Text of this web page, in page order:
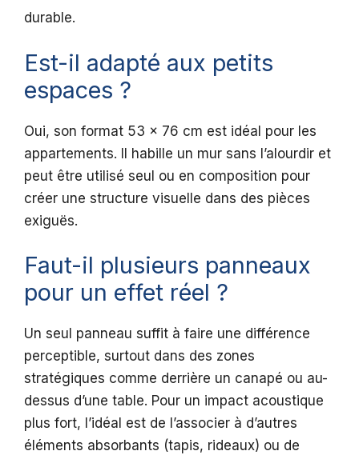
durable.
Est-il adapté aux petits
espaces ?
Oui, son format 53 x 76 cm est idéal pour les
appartements. Il habille un mur sans l’alourdir et
peut être utilisé seul ou en composition pour
créer une structure visuelle dans des pièces
exiguës.
Faut-il plusieurs panneaux
pour un effet réel ?
Un seul panneau suffit à faire une différence
perceptible, surtout dans des zones
stratégiques comme derrière un canapé ou au-
dessus d’une table. Pour un impact acoustique
plus fort, l’idéal est de l’associer à d’autres
éléments absorbants (tapis, rideaux) ou de